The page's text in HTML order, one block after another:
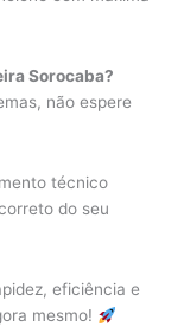
Sorocaba?
não espere
técnico
do seu
eficiência e
mesmo!